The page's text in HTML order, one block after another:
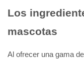
Los
mascotas
Al ofrecer una gama